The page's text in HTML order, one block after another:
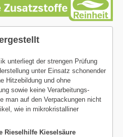
unterliegt der strengen Prüfung
unter Einsatz schonender
Hitzebildung und ohne
sowie keine Verarbeitungs-
man auf den Verpackungen nicht
wie in mikrokristalliner
Rieselhilfe Kieselsäure